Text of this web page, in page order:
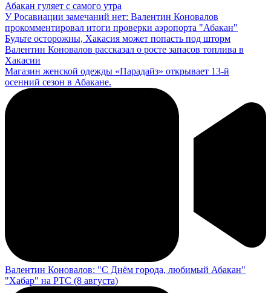
Абакан гуляет с самого утра
У Росавиации замечаний нет: Валентин Коновалов
прокомментировал итоги проверки аэропорта "Абакан"
Будьте осторожны, Хакасия может попасть под шторм
Валентин Коновалов рассказал о росте запасов топлива в
Хакасии
Магазин женской одежды «Парадайз» открывает 13-й
осенний сезон в Абакане.
Валентин Коновалов: "С Днём города, любимый Абакан"
"Хабар" на РТС (8 августа)